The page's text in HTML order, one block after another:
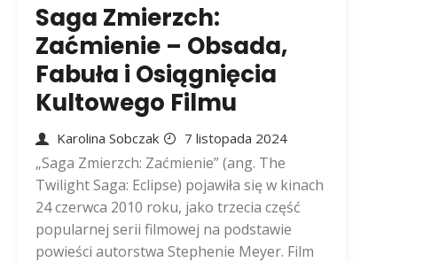
Saga Zmierzch:
Zaćmienie – Obsada,
Fabuła i Osiągnięcia
Kultowego Filmu
Karolina Sobczak 7 listopada 2024
„Saga Zmierzch: Zaćmienie” (ang. The
Twilight Saga: Eclipse) pojawiła się w kinach
24 czerwca 2010 roku, jako trzecia część
popularnej serii filmowej na podstawie
powieści autorstwa Stephenie Meyer. Film